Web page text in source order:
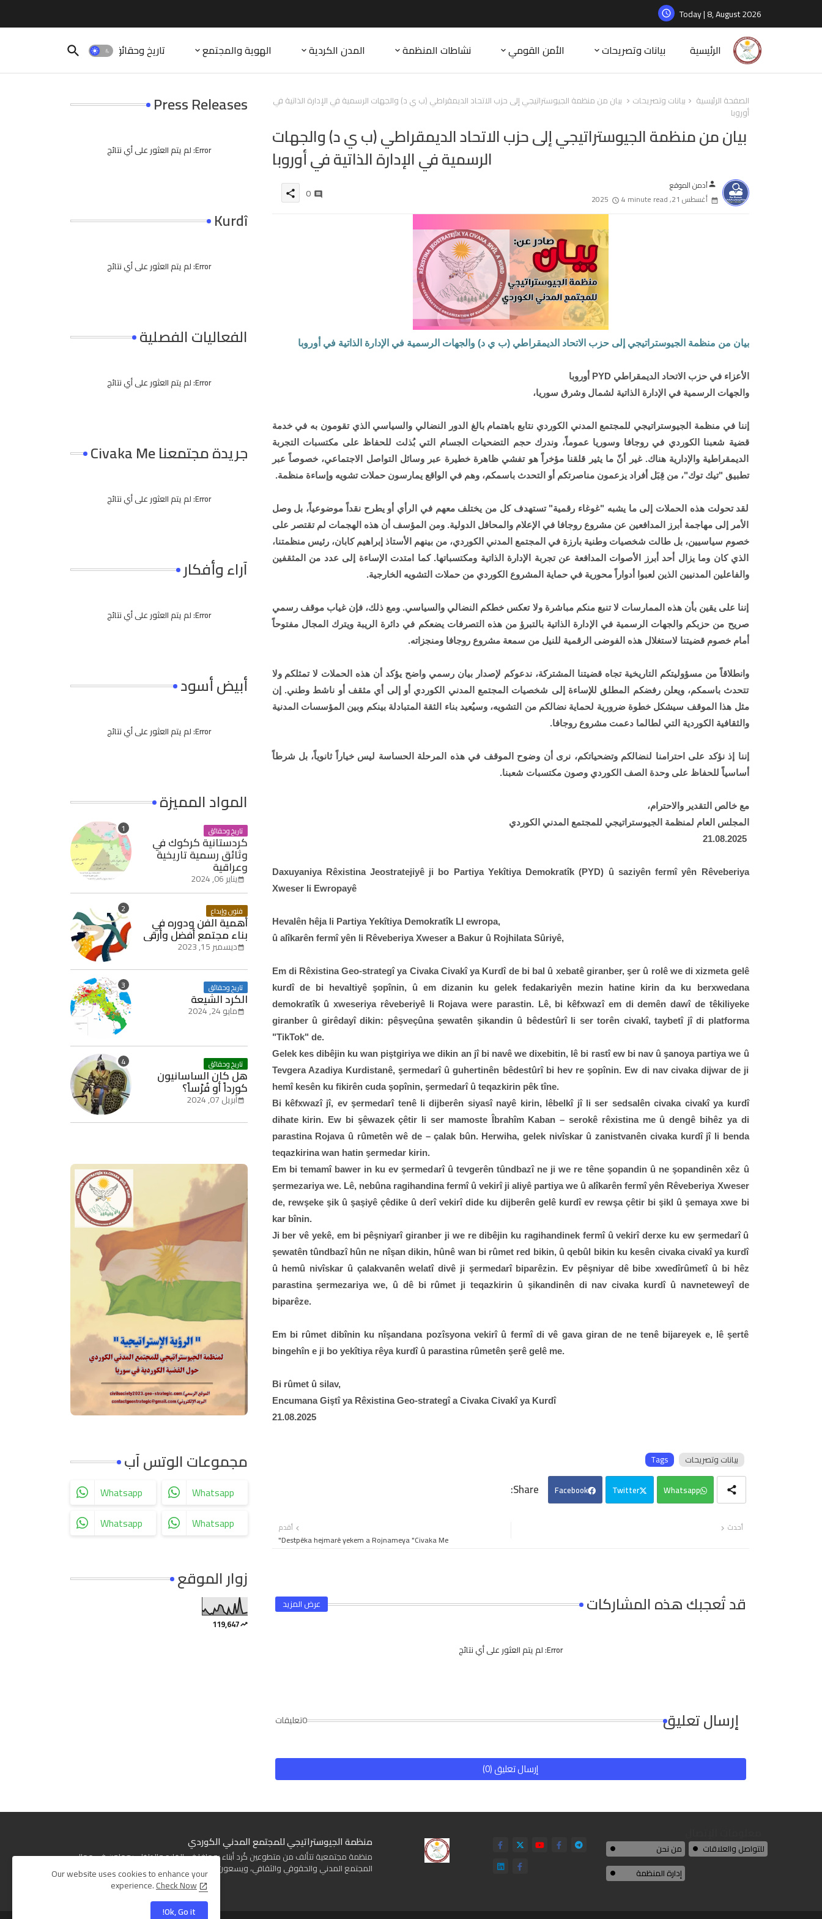
Today | 8, August 2026
الرئيسية بيانات وتصريحات الأمن القومي نشاطات المنظمة المدن الكردية الهوية والمجتمع تاريخ وحقائق
الصفحة الرئيسية بيانات وتصريحات
بيان من منظمة الجيوستراتيجي إلى حزب الاتحاد الديمقراطي (ب ي د) والجهات الرسمية في الإدارة الذاتية في
أوروبا
بيان من منظمة الجيوستراتيجي إلى حزب الاتحاد الديمقراطي (ب ي د) والجهات
الرسمية في الإدارة الذاتية في أوروبا
personآدمن الموقع
أغسطس 21, 2025
4 minute read
0
share
بيان من منظمة الجيوستراتيجي إلى حزب الاتحاد الديمقراطي (ب ي د) والجهات الرسمية في الإدارة الذاتية في أوروبا
الأعزاء في حزب الاتحاد الديمقراطي PYD أوروبا
والجهات الرسمية في الإدارة الذاتية لشمال وشرق سوريا،
إننا في منظمة الجيوستراتيجي للمجتمع المدني الكوردي نتابع باهتمام بالغ الدور النضالي والسياسي الذي تقومون به في خدمة
قضية شعبنا الكوردي في روجافا وسوريا عموماً، وندرك حجم التضحيات الجسام التي بُذلت للحفاظ على مكتسبات التجربة
الديمقراطية والإدارية هناك. غير أنّ ما يثير قلقنا مؤخراً هو تفشي ظاهرة خطيرة عبر وسائل التواصل الاجتماعي، خصوصاً عبر
تطبيق "تيك توك"، من قِبَل أفراد يزعمون مناصرتكم أو التحدث باسمكم، وهم في الواقع يمارسون حملات تشويه وإساءة منظمة.
لقد تحولت هذه الحملات إلى ما يشبه "غوغاء رقمية" تستهدف كل من يختلف معهم في الرأي أو يطرح نقداً موضوعياً، بل وصل
الأمر إلى مهاجمة أبرز المدافعين عن مشروع روجافا في الإعلام والمحافل الدولية. ومن المؤسف أن هذه الهجمات لم تقتصر على
خصوم سياسيين، بل طالت شخصيات وطنية بارزة في المجتمع المدني الكوردي، من بينهم الأستاذ إبراهيم كابان، رئيس منظمتنا،
الذي كان وما يزال أحد أبرز الأصوات المدافعة عن تجربة الإدارة الذاتية ومكتسباتها. كما امتدت الإساءة إلى عدد من المثقفين
والفاعلين المدنيين الذين لعبوا أدواراً محورية في حماية المشروع الكوردي من حملات التشويه الخارجية.
إننا على يقين بأن هذه الممارسات لا تنبع منكم مباشرة ولا تعكس خطكم النضالي والسياسي. ومع ذلك، فإن غياب موقف رسمي
صريح من حزبكم والجهات الرسمية في الإدارة الذاتية بالتبرؤ من هذه التصرفات يضعكم في دائرة الريبة ويترك المجال مفتوحاً
أمام خصوم قضيتنا لاستغلال هذه الفوضى الرقمية للنيل من سمعة مشروع روجافا ومنجزاته.
وانطلاقاً من مسؤوليتكم التاريخية تجاه قضيتنا المشتركة، ندعوكم لإصدار بيان رسمي واضح يؤكد أن هذه الحملات لا تمثلكم ولا
تتحدث باسمكم، ويعلن رفضكم المطلق للإساءة إلى شخصيات المجتمع المدني الكوردي أو إلى أي مثقف أو ناشط وطني. إن
مثل هذا الموقف سيشكل خطوة ضرورية لحماية نضالكم من التشويه، وسيُعيد بناء الثقة المتبادلة بينكم وبين المؤسسات المدنية
والثقافية الكوردية التي لطالما دعمت مشروع روجافا.
إننا إذ نؤكد على احترامنا لنضالكم وتضحياتكم، نرى أن وضوح الموقف في هذه المرحلة الحساسة ليس خياراً ثانوياً، بل شرطاً
أساسياً للحفاظ على وحدة الصف الكوردي وصون مكتسبات شعبنا.
مع خالص التقدير والاحترام،
المجلس العام لمنظمة الجيوستراتيجي للمجتمع المدني الكوردي
21.08.2025
Daxuyaniya Rêxistina Jeostratejiyê ji bo Partiya Yekîtiya Demokratîk (PYD) û saziyên fermî yên Rêveberiya
Xweser li Ewropayê
Hevalên hêja li Partiya Yekîtiya Demokratîk LI ewropa,
û alîkarên fermî yên li Rêveberiya Xweser a Bakur û Rojhilata Sûriyê,
Em di Rêxistina Geo-strategî ya Civaka Civakî ya Kurdî de bi bal û xebatê giranber, şer û rolê we di xizmeta gelê
kurdî de bi hevaltiyê şopînin, û em dizanin ku gelek fedakariyên mezin hatine kirin da ku berxwedana
demokratîk û xweseriya rêveberiyê li Rojava were parastin. Lê, bi kêfxwazî em di demên dawî de têkiliyeke
giranber û girêdayî dikin: pêşveçûna şewatên şikandin û bêdestûrî li ser torên civakî, taybetî jî di platforma
"TikTok" de.
Gelek kes dibêjin ku wan piştgiriya we dikin an jî bi navê we dixebitin, lê bi rastî ew bi nav û şanoya partiya we û
Tevgera Azadiya Kurdistanê, şermedarî û guhertinên bêdestûrî bi hev re şopînin. Ew di nav civaka dijwar de ji
hemî kesên ku fikirên cuda şopînin, şermedarî û teqazkirin pêk tîne.
Bi kêfxwazî jî, ev şermedarî tenê li dijberên siyasî nayê kirin, lêbelkî jî li ser sedsalên civaka civakî ya kurdî
dihate kirin. Ew bi şêwazek çêtir li ser mamoste Îbrahîm Kaban – serokê rêxistina me û dengê bihêz ya di
parastina Rojava û rûmetên wê de – çalak bûn. Herwiha, gelek nivîskar û zanistvanên civaka kurdî jî li benda
teqazkirina wan hatin şermedar kirin.
Em bi temamî bawer in ku ev şermedarî û tevgerên tûndbazî ne ji we re têne şopandin û ne şopandinên xêz û
şermezariya we. Lê, nebûna ragihandina fermî û vekirî ji aliyê partiya we û alîkarên fermî yên Rêveberiya Xweser
de, rewşeke şik û şaşiyê çêdike û derî vekirî dide ku dijberên gelê kurdî ev rewşa çêtir bi şikl û şemaya xwe bi
kar bînin.
Ji ber vê yekê, em bi pêşniyarî giranber ji we re dibêjin ku ragihandinek fermî û vekirî derxe ku ew şermedarî û
şewatên tûndbazî hûn ne nîşan dikin, hûnê wan bi rûmet red bikin, û qebûl bikin ku kesên civaka civakî ya kurdî
û hemû nivîskar û çalakvanên welatî divê ji şermedarî biparêzin. Ev pêşniyar dê bibe xwedîrûmetî û bi hêz
parastina şermezariya we, û dê bi rûmet ji teqazkirin û şikandinên di nav civaka kurdî û navneteweyî de
biparêze.
Em bi rûmet dibînin ku nîşandana pozîsyona vekirî û fermî di vê gava giran de ne tenê bijareyek e, lê şertê
bingehîn e ji bo yekîtiya rêya kurdî û parastina rûmetên şerê gelê me.
Bi rûmet û silav,
Encumana Giştî ya Rêxistina Geo-strategî a Civaka Civakî ya Kurdî
21.08.2025
Tags بيانات وتصريحات
Facebook Twitter Whatsapp
أحدث أقدم
Destpêka hejmarê yekem a Rojnameya "Civaka Me"
قد تُعجبك هذه المشاركات عرض المزيد
Error: لم يتم العثور على أي نتائج
إرسال تعليق 0تعليقات
إرسال تعليق (0)
Press Releases
Error: لم يتم العثور على أي نتائج
Kurdî
Error: لم يتم العثور على أي نتائج
الفعاليات الفصلية
Error: لم يتم العثور على أي نتائج
جريدة مجتمعنا Civaka Me
Error: لم يتم العثور على أي نتائج
آراء وأفكار
Error: لم يتم العثور على أي نتائج
أبيض أسود
Error: لم يتم العثور على أي نتائج
المواد المميزة
تاريخ وحقائق
كردستانية كركوك في
وثائق رسمية تاريخية
وعراقية
يناير 06, 2024
فنون وإبداع
أهمية الفن ودوره في
بناء مجتمع أفضل وأرقى
ديسمبر 15, 2023
تاريخ وحقائق
الكرد الشيعة
مايو 24, 2024
تاريخ وحقائق
هل كان الساسانيون
كورداً أو فُرْساً؟
أبريل 07, 2024
مجموعات الوتس آب
Whatsapp
Whatsapp
Whatsapp
Whatsapp
زوار الموقع
119,647
من نحن
للتواصل والعلاقات
إدارة المنظمة
منظمة الجيوستراتيجي للمجتمع المدني الكوردي
منظمة مجتمعية تتألف من متطوعين كُرد أبناء روجافا في الخارج والداخل، يعملون في مجال
المجتمع المدني والحقوقي والثقافي، ويسعون إلى بناء مجتمع كردي واعي.Our website uses cookies to enhance your
experience.Check Now
Ok, Go it!